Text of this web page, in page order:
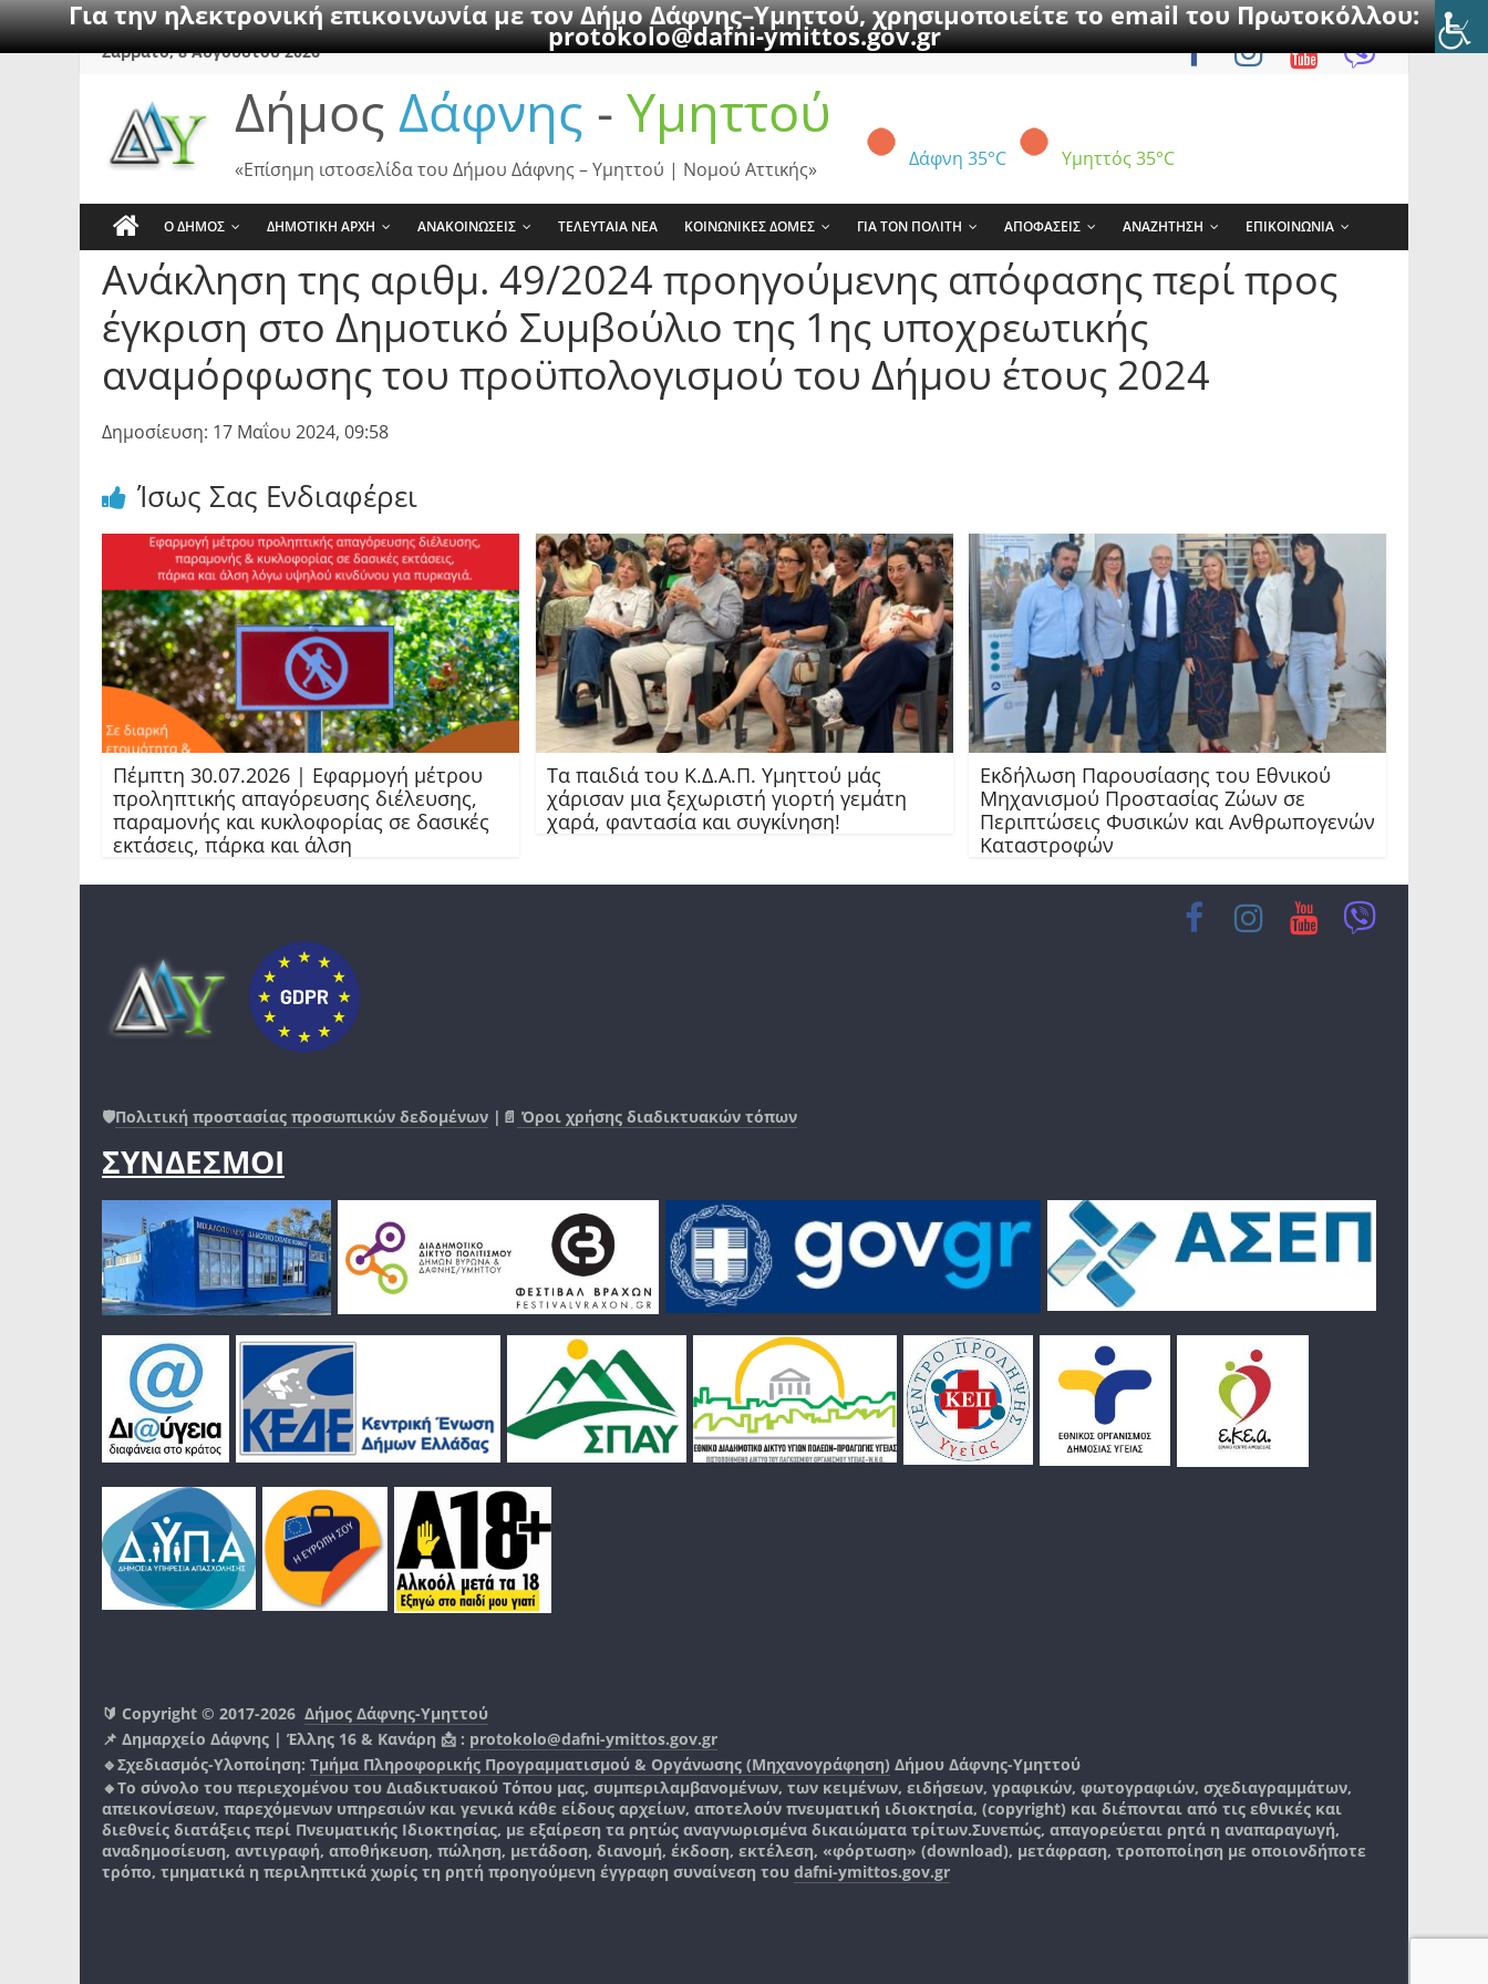
Για την ηλεκτρονική επικοινωνία με τον Δήμο Δάφνης–Υμηττού, χρησιμοποιείτε το email του Πρωτοκόλλου:
protokolo@dafni-ymittos.gov.gr
SkipΣάββατο, 8 Αυγούστου 2026
Δήμος Δάφνης - Υμηττού
Δάφνη 35°C Υμηττός 35°C
«Επίσημη ιστοσελίδα του Δήμου Δάφνης – Υμηττού | Νομού Αττικής»
Ο ΔΗΜΟΣ ΔΗΜΟΤΙΚΗ ΑΡΧΗ ΑΝΑΚΟΙΝΩΣΕΙΣ ΤΕΛΕΥΤΑΙΑ ΝΕΑ ΚΟΙΝΩΝΙΚΕΣ ΔΟΜΕΣ ΓΙΑ ΤΟΝ ΠΟΛΙΤΗ ΑΠΟΦΑΣΕΙΣ ΑΝΑΖΗΤΗΣΗ ΕΠΙΚΟΙΝΩΝΙΑ
Ανάκληση της αριθμ. 49/2024 προηγούμενης απόφασης περί προς
έγκριση στο Δημοτικό Συμβούλιο της 1ης υποχρεωτικής
αναμόρφωσης του προϋπολογισμού του Δήμου έτους 2024
Δημοσίευση: 17 Μαΐου 2024, 09:58
Ίσως Σας Ενδιαφέρει
Πέμπτη 30.07.2026 | Εφαρμογή μέτρου
προληπτικής απαγόρευσης διέλευσης,
παραμονής και κυκλοφορίας σε δασικές
εκτάσεις, πάρκα και άλση
Τα παιδιά του Κ.Δ.Α.Π. Υμηττού μάς
χάρισαν μια ξεχωριστή γιορτή γεμάτη
χαρά, φαντασία και συγκίνηση!
Εκδήλωση Παρουσίασης του Εθνικού
Μηχανισμού Προστασίας Ζώων σε
Περιπτώσεις Φυσικών και Ανθρωπογενών
Καταστροφών
🛡️Πολιτική προστασίας προσωπικών δεδομένων |📄 Όροι χρήσης διαδικτυακών τόπων
ΣΥΝΔΕΣΜΟΙ
🔰 Copyright © 2017-2026 Δήμος Δάφνης-Υμηττού
📌 Δημαρχείο Δάφνης | Έλλης 16 & Κανάρη 📩 : protokolo@dafni-ymittos.gov.gr
🔹Σχεδιασμός-Υλοποίηση: Τμήμα Πληροφορικής Προγραμματισμού & Οργάνωσης (Μηχανογράφηση) Δήμου Δάφνης-Υμηττού
🔸Το σύνολο του περιεχομένου του Διαδικτυακού Τόπου μας, συμπεριλαμβανομένων, των κειμένων, ειδήσεων, γραφικών, φωτογραφιών, σχεδιαγραμμάτων,
απεικονίσεων, παρεχόμενων υπηρεσιών και γενικά κάθε είδους αρχείων, αποτελούν πνευματική ιδιοκτησία, (copyright) και διέπονται από τις εθνικές και
διεθνείς διατάξεις περί Πνευματικής Ιδιοκτησίας, με εξαίρεση τα ρητώς αναγνωρισμένα δικαιώματα τρίτων.Συνεπώς, απαγορεύεται ρητά η αναπαραγωγή,
αναδημοσίευση, αντιγραφή, αποθήκευση, πώληση, μετάδοση, διανομή, έκδοση, εκτέλεση, «φόρτωση» (download), μετάφραση, τροποποίηση με οποιονδήποτε
τρόπο, τμηματικά η περιληπτικά χωρίς τη ρητή προηγούμενη έγγραφη συναίνεση του dafni-ymittos.gov.gr